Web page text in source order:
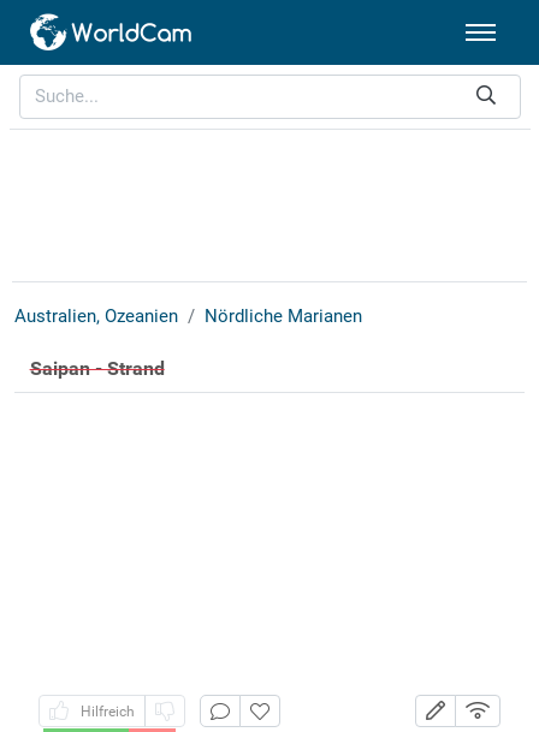
Australien, Ozeanien Nördliche Marianen
Saipan - Strand
Hilfreich